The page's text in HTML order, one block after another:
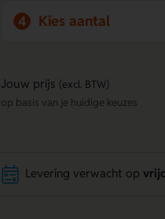
4 Kies aantal
Jouw prijs (excl. BTW)
op basis van je huidige keuzes
Levering verwacht op